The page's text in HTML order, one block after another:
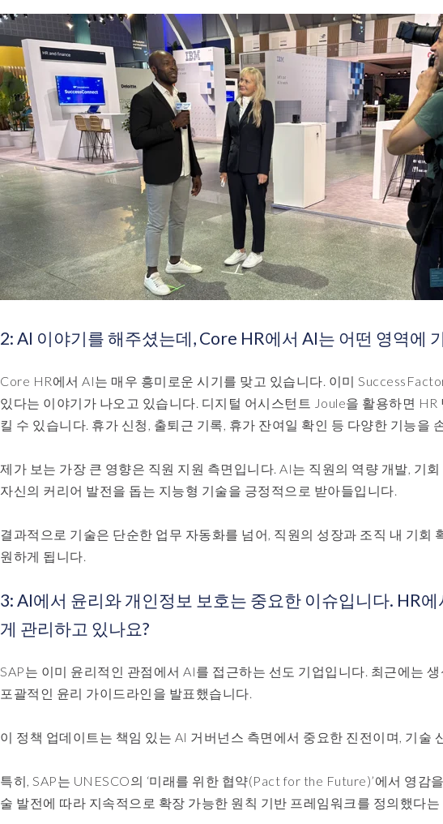
2: AI 이야기를 해주셨는데, Core HR에서 AI는 어떤 영역에
Core HR에서 AI는 매우 흥미로운 시기를 맞고 있습니다. 이미
있다는 이야기가 나오고 있습니다. 디지털 어시스턴트 Joule을 활용하면
킬 수 있습니다. 휴가 신청, 출퇴근 기록, 휴가 잔여일 확인 등 다양한 기능을
제가 보는 가장 큰 영향은 직원 지원 측면입니다. AI는 직원의 역량 개발, 기
자신의 커리어 발전을 돕는 지능형 기술을 긍정적으로 받아들입니다.
결과적으로 기술은 단순한 업무 자동화를 넘어, 직원의 성장과 조직 내 기회
원하게 됩니다.
3: AI에서 윤리와 개인정보 보호는 중요한 이슈입니다. HR
게 관리하고 있나요?
SAP는 이미 윤리적인 관점에서 AI를 접근하는 선도 기업입니다. 최근에는
포괄적인 윤리 가이드라인을 발표했습니다.
이 정책 업데이트는 책임 있는 AI 거버넌스 측면에서 중요한 진전이며, 기술
특히, SAP는 UNESCO의 ‘미래를 위한 협약(Pact for the Future)’에서 영감
술 발전에 따라 지속적으로 확장 가능한 원칙 기반 프레임워크를 정의했다